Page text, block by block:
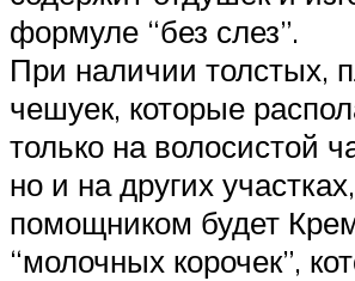
формуле “без слез”.
При наличии толстых,
чешуек, которые
только на волосистой
но и на других
помощником будет
“молочных корочек”,